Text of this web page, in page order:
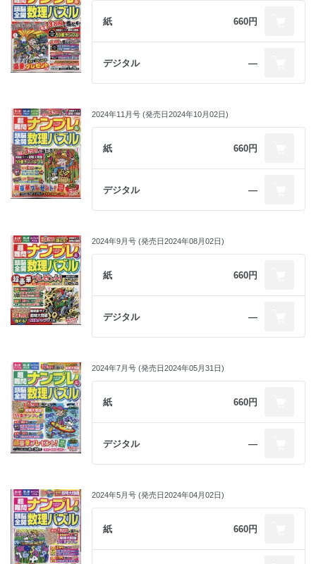
紙 660円
デジタル ―
2024年11月号 (発売日2024年10月02日)
紙 660円
デジタル ―
2024年9月号 (発売日2024年08月02日)
紙 660円
デジタル ―
2024年7月号 (発売日2024年05月31日)
紙 660円
デジタル ―
2024年5月号 (発売日2024年04月02日)
紙 660円